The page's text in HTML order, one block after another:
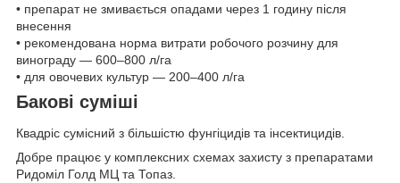
• препарат не змивається опадами через 1 годину після
внесення
• рекомендована норма витрати робочого розчину для
винограду — 600–800 л/га
• для овочевих культур — 200–400 л/га
Бакові суміші
Квадріс сумісний з більшістю фунгіцидів та інсектицидів.
Добре працює у комплексних схемах захисту з препаратами
Ридоміл Голд МЦ та Топаз.